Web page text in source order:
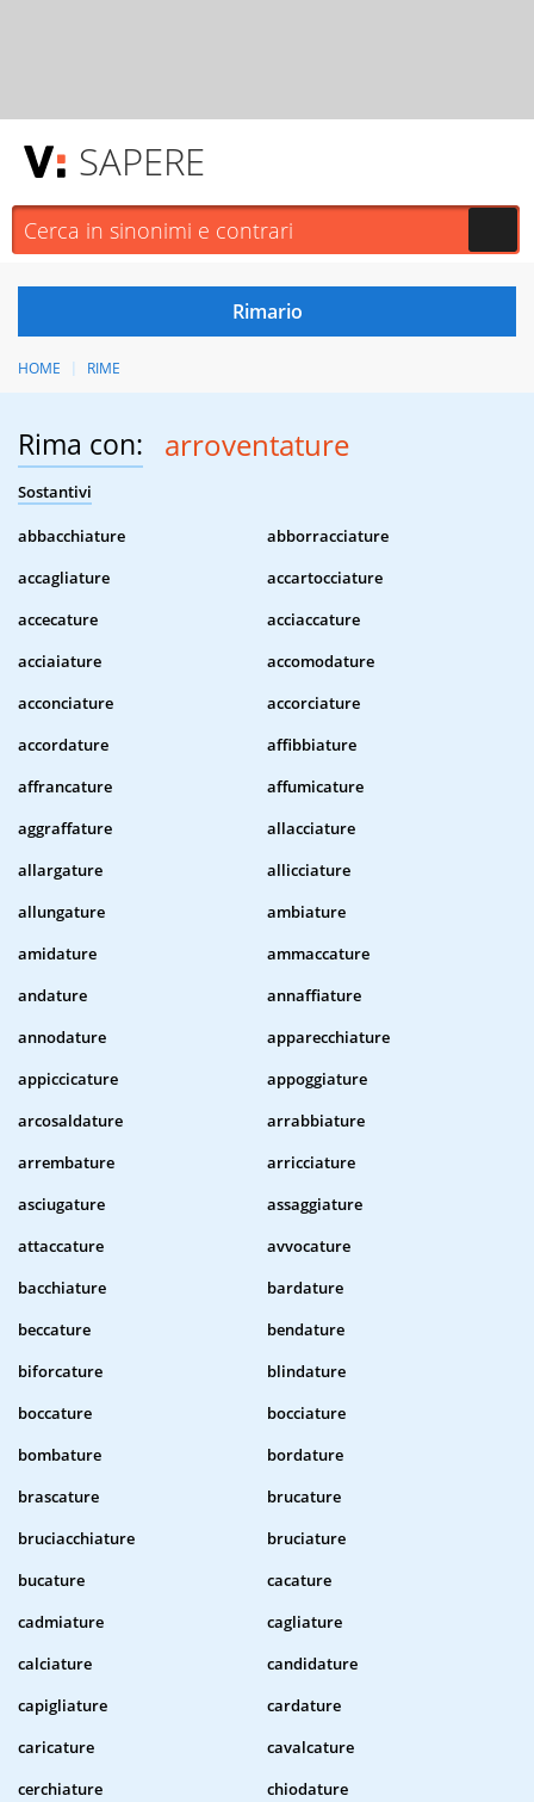
SAPERE
HOME RIME
Rima con: arroventature
Sostantivi
abbacchiature
abborracciature
accagliature
accartocciature
accecature
acciaccature
acciaiature
accomodature
acconciature
accorciature
accordature
affibbiature
affrancature
affumicature
aggraffature
allacciature
allargature
allicciature
allungature
ambiature
amidature
ammaccature
andature
annaffiature
annodature
apparecchiature
appiccicature
appoggiature
arcosaldature
arrabbiature
arrembature
arricciature
asciugature
assaggiature
attaccature
avvocature
bacchiature
bardature
beccature
bendature
biforcature
blindature
boccature
bocciature
bombature
bordature
brascature
brucature
bruciacchiature
bruciature
bucature
cacature
cadmiature
cagliature
calciature
candidature
capigliature
cardature
caricature
cavalcature
cerchiature
chiodature